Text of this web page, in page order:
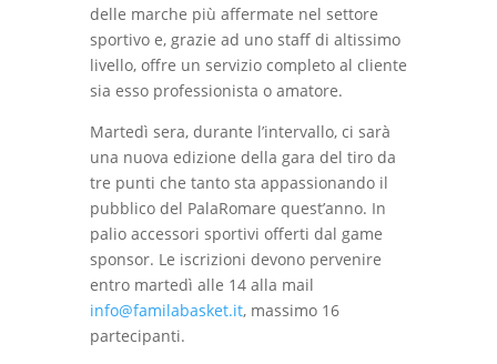
delle marche più affermate nel settore
sportivo e, grazie ad uno staff di altissimo
livello, offre un servizio completo al cliente
sia esso professionista o amatore.
Martedì sera, durante l’intervallo, ci sarà
una nuova edizione della gara del tiro da
tre punti che tanto sta appassionando il
pubblico del PalaRomare quest’anno. In
palio accessori sportivi offerti dal game
sponsor. Le iscrizioni devono pervenire
entro martedì alle 14 alla mail
info@familabasket.it, massimo 16
partecipanti.